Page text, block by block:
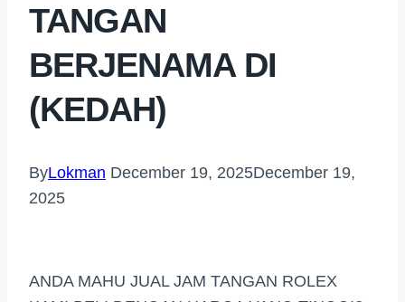
TANGAN
BERJENAMA DI
(KEDAH)
ByLokman December 19, 2025December 19,
2025
ANDA MAHU JUAL JAM TANGAN ROLEX